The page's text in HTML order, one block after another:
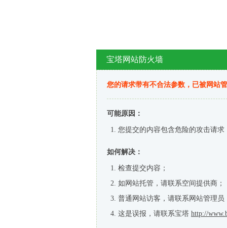
宝塔网站防火墙
您的请求带有不合法参数，已被网站
可能原因：
您提交的内容包含危险的攻击请求
如何解决：
检查提交内容；
如网站托管，请联系空间提供商；
普通网站访客，请联系网站管理员
这是误报，请联系宝塔 http://